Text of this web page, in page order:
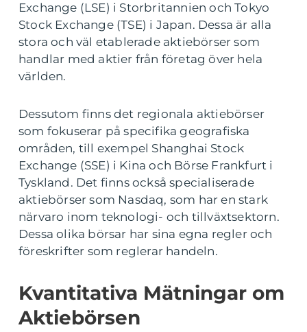
Exchange (LSE) i Storbritannien och Tokyo
Stock Exchange (TSE) i Japan. Dessa är alla
stora och väl etablerade aktiebörser som
handlar med aktier från företag över hela
världen.
Dessutom finns det regionala aktiebörser
som fokuserar på specifika geografiska
områden, till exempel Shanghai Stock
Exchange (SSE) i Kina och Börse Frankfurt i
Tyskland. Det finns också specialiserade
aktiebörser som Nasdaq, som har en stark
närvaro inom teknologi- och tillväxtsektorn.
Dessa olika börsar har sina egna regler och
föreskrifter som reglerar handeln.
Kvantitativa Mätningar om
Aktiebörsen